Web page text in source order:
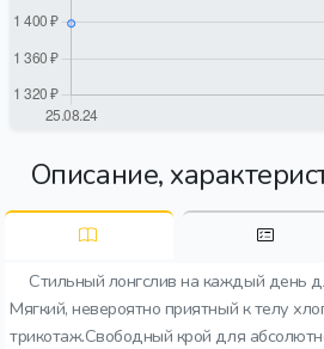
Описание,
Стильный лонгслив на каждый день
Мягкий, невероятно приятный к телу
трикотаж.Свободный крой для